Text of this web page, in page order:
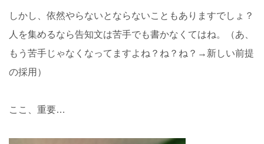
しかし、依然やらないとならないこともありますでしょ？
人を集めるなら告知文は苦手でも書かなくてはね。（あ、
もう苦手じゃなくなってますよね？ね？ね？→新しい前提
の採用）
ここ、重要…